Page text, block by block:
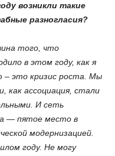
возникли такие
разногласия?
того, что
в этом году, как я
– это кризис роста. Мы
как ассоциация, стали
И сеть
— пятое место в
модернизацией.
году. Не могу